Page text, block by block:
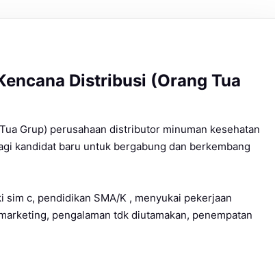
Distribusi (Orang Tua
Grup) perusahaan distributor minuman kesehatan
kandidat baru untuk bergabung dan berkembang
c, pendidikan SMA/K , menyukai pekerjaan
pengalaman tdk diutamakan, penempatan